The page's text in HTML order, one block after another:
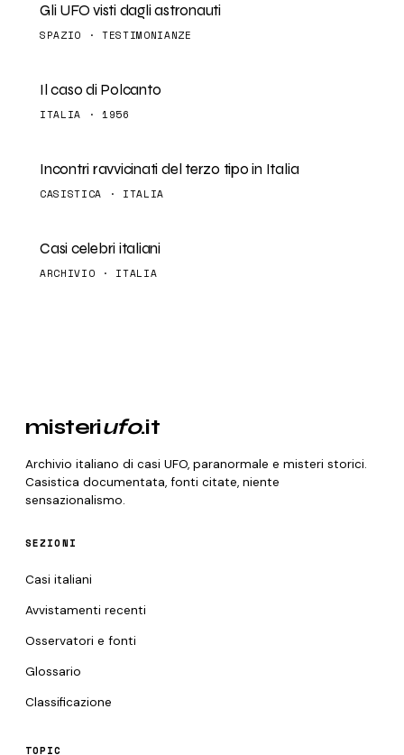
Gli UFO visti dagli astronauti
SPAZIO · TESTIMONIANZE
Il caso di Polcanto
ITALIA · 1956
Incontri ravvicinati del terzo tipo in Italia
CASISTICA · ITALIA
Casi celebri italiani
ARCHIVIO · ITALIA
misteriufo.it
Archivio italiano di casi UFO, paranormale e misteri storici.
Casistica documentata, fonti citate, niente
sensazionalismo.
SEZIONI
Casi italiani
Avvistamenti recenti
Osservatori e fonti
Glossario
Classificazione
TOPIC